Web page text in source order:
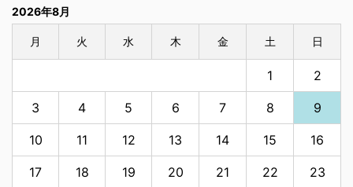
2026年8月
月 火 水 木 金 土 日
1 2
3 4 5 6 7 8 9
10 11 12 13 14 15 16
17 18 19 20 21 22 23